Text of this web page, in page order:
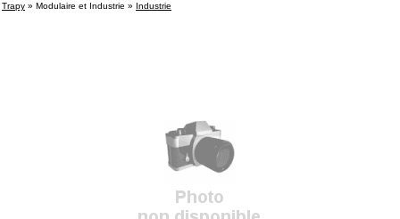
Trapy » Modulaire et Industrie » Industrie